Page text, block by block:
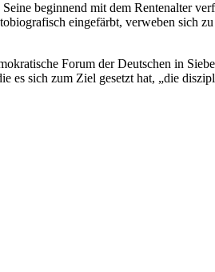
beginnend mit dem Rentenalter
eingefärbt, verweben sich
Forum der Deutschen in
es sich zum Ziel gesetzt hat, „die